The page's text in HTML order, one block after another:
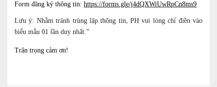
Form đăng ký thông tin: https://forms.gle/j4dQXWiUwRpCn8ms9
Lưu ý: Nhằm tránh trùng lặp thông tin, PH vui lòng chỉ điền vào
biểu mẫu 01 lần duy nhất.”
Trân trọng cảm ơn!